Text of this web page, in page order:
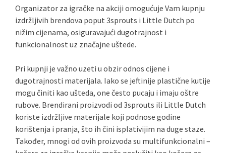
Organizator za igračke na akciji omogućuje Vam kupnju
izdržljivih brendova poput 3sprouts i Little Dutch po
nižim cijenama, osiguravajući dugotrajnost i
funkcionalnost uz značajne uštede.
Pri kupnji je važno uzeti u obzir odnos cijene i
dugotrajnosti materijala. Iako se jeftinije plastične kutije
mogu činiti kao ušteda, one često pucaju i imaju oštre
rubove. Brendirani proizvodi od 3sprouts ili Little Dutch
koriste izdržljive materijale koji podnose godine
korištenja i pranja, što ih čini isplativijim na duge staze.
Također, mnogi od ovih proizvoda su multifunkcionalni –